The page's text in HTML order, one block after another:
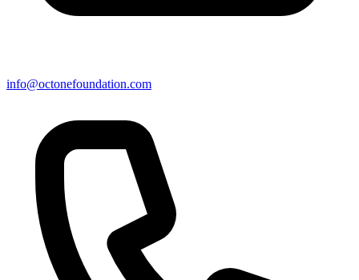
info@octonefoundation.com